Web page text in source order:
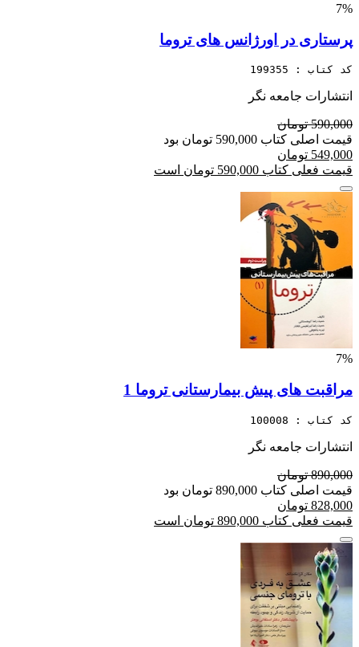
7%
پرستاری در اورژانس های تروما
کد کتاب : 199355
انتشارات جامعه نگر
590,000 تومان
قیمت اصلی کتاب 590,000 تومان بود
549,000 تومان
قیمت فعلی کتاب 590,000 تومان است
7%
مراقبت های پیش بیمارستانی تروما 1
کد کتاب : 100008
انتشارات جامعه نگر
890,000 تومان
قیمت اصلی کتاب 890,000 تومان بود
828,000 تومان
قیمت فعلی کتاب 890,000 تومان است